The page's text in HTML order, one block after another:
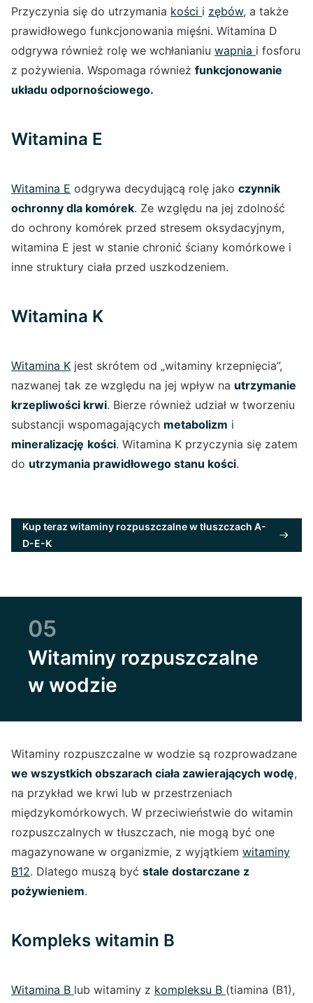
Przyczynia się do utrzymania kości i zębów, a także
prawidłowego funkcjonowania mięśni. Witamina D
odgrywa również rolę we wchłanianiu wapnia i fosforu
z pożywienia. Wspomaga również funkcjonowanie
układu odpornościowego.
Witamina E
Witamina E odgrywa decydującą rolę jako czynnik
ochronny dla komórek. Ze względu na jej zdolność
do ochrony komórek przed stresem oksydacyjnym,
witamina E jest w stanie chronić ściany komórkowe i
inne struktury ciała przed uszkodzeniem.
Witamina K
Witamina K jest skrótem od „witaminy krzepnięcia”,
nazwanej tak ze względu na jej wpływ na utrzymanie
krzepliwości krwi. Bierze również udział w tworzeniu
substancji wspomagających metabolizm i
mineralizację kości. Witamina K przyczynia się zatem
do utrzymania prawidłowego stanu kości.
Kup teraz witaminy rozpuszczalne w tłuszczach A-
D-E-K
05
Witaminy rozpuszczalne
w wodzie
Witaminy rozpuszczalne w wodzie są rozprowadzane
we wszystkich obszarach ciała zawierających wodę,
na przykład we krwi lub w przestrzeniach
międzykomórkowych. W przeciwieństwie do witamin
rozpuszczalnych w tłuszczach, nie mogą być one
magazynowane w organizmie, z wyjątkiem witaminy
B12. Dlatego muszą być stale dostarczane z
pożywieniem.
Kompleks witamin B
Witamina B lub witaminy z kompleksu B (tiamina (B1),